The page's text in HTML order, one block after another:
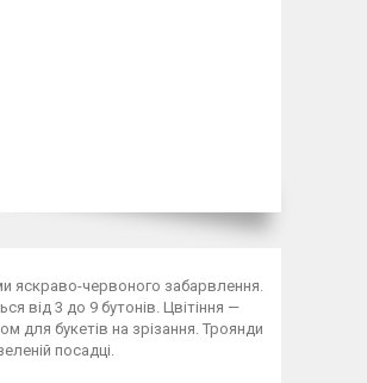
яскраво-червоного забарвлення.
від 3 до 9 бутонів. Цвітіння —
для букетів на зрізання. Троянди
посадці.